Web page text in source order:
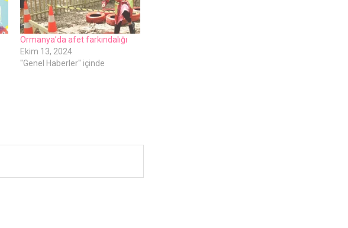
Ormanya’da afet farkındalığı
Ekim 13, 2024
"Genel Haberler" içinde